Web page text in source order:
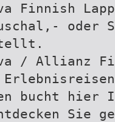
Finnish
oder
/ Allianz
bucht
Sie